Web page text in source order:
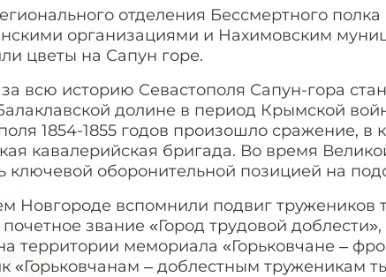
отделения Бессмертного
организациями и Нахимовским
цветы на Сапун горе.
всю историю Севастополя Сапун-гора
долине в период Крымской
1854-1855 годов произошло сражение, в
кавалерийская бригада. Во время
ключевой оборонительной позицией на
Новгороде вспомнили подвиг тружеников
звание «Город трудовой
территории мемориала «Горьковчане –
«Горьковчанам – доблестным труженикам